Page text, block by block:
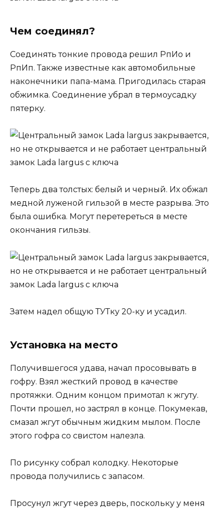
Чем соединял?
Соединять тонкие провода решил РпИо и
РпИп. Также известные как автомобильные
наконечники папа-мама. Пригодилась старая
обжимка. Соединение убрал в термоусадку
пятерку.
Теперь два толстых: белый и черный. Их обжал
медной луженой гильзой в месте разрыва. Это
была ошибка. Могут перетереться в месте
окончания гильзы.
Затем надел общую ТУТку 20-ку и усадил.
Установка на место
Получившегося удава, начал просовывать в
гофру. Взял жесткий провод в качестве
протяжки. Одним концом примотал к жгуту.
Почти прошел, но застрял в конце. Покумекав,
смазал жгут обычным жидким мылом. После
этого гофра со свистом налезла.
По рисунку собрал колодку. Некоторые
провода получились с запасом.
Просунул жгут через дверь, поскольку у меня